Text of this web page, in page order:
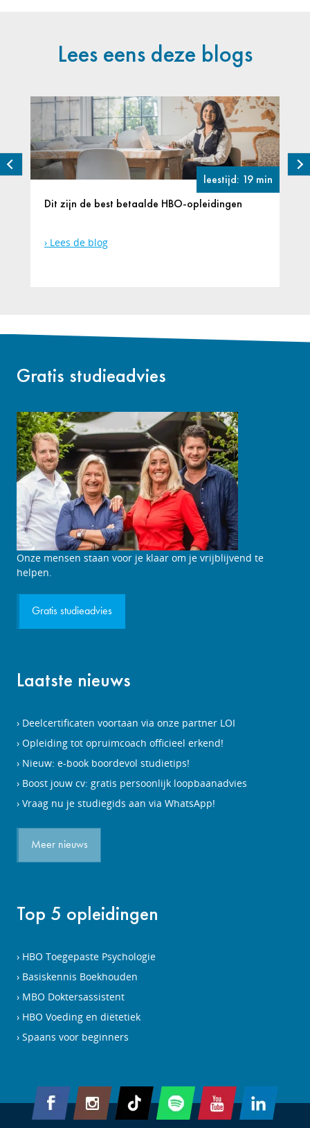
Lees eens deze blogs
leestijd: 19 min
Dit zijn de best betaalde HBO-opleidingen
Lees de blog
Gratis studieadvies
Studieadviesgesprek
aanvragen
Onze mensen staan voor je klaar om je vrijblijvend te
helpen.
Gratis studieadvies
Laatste nieuws
Deelcertificaten voortaan via onze partner LOI
Opleiding tot opruimcoach officieel erkend!
Nieuw: e-book boordevol studietips!
Boost jouw cv: gratis persoonlijk loopbaanadvies
Vraag nu je studiegids aan via WhatsApp!
Meer nieuws
Top 5 opleidingen
HBO Toegepaste Psychologie
Basiskennis Boekhouden
MBO Doktersassistent
HBO Voeding en diëtetiek
Spaans voor beginners